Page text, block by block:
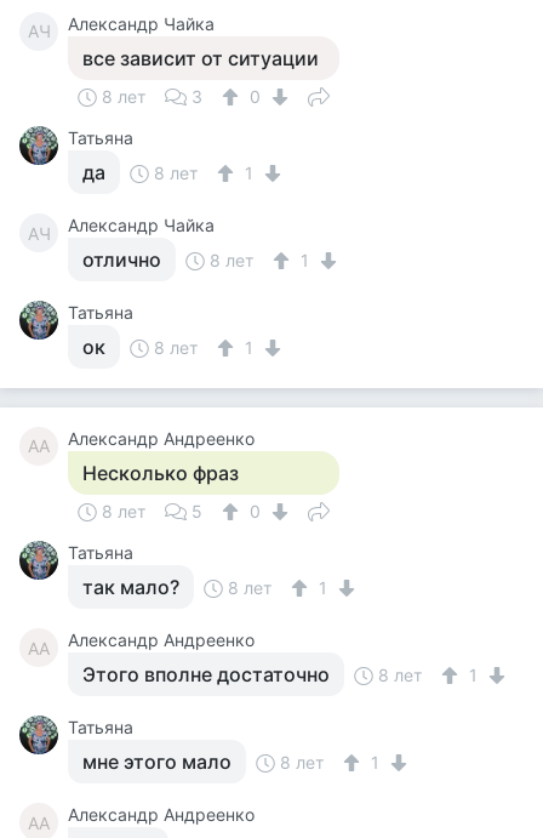
АЧ Александр Чайка
все зависит от ситуации
8 лет 3
0
Татьяна
да 8 лет 1
АЧ Александр Чайка
отлично 8 лет 1
Татьяна
ок 8 лет 1
АА Александр Андреенко
Несколько фраз
8 лет 5
0
Татьяна
так мало? 8 лет 1
АА Александр Андреенко
Этого вполне достаточно 8 лет 1
Татьяна
мне этого мало 8 лет 1
АА Александр Андреенко